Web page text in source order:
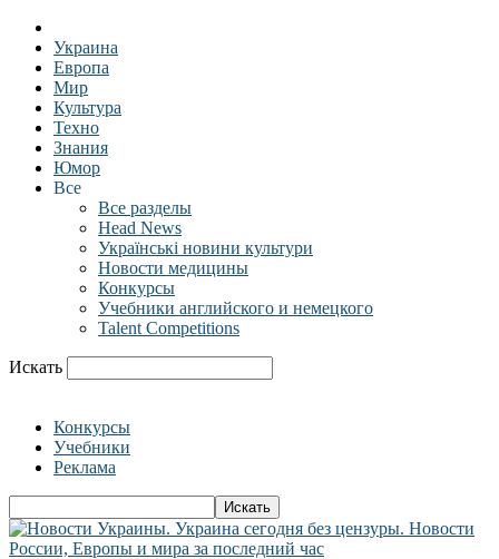
Украина
Европа
Мир
Культура
Техно
Знания
Юмор
Все
Все разделы
Head News
Українські новини культури
Новости медицины
Конкурсы
Учебники английского и немецкого
Talent Competitions
Искать
Конкурсы
Учебники
Реклама